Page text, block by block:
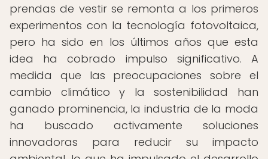
prendas de vestir se remonta a los primeros
experimentos con la tecnología fotovoltaica,
pero ha sido en los últimos años que esta
idea ha cobrado impulso significativo. A
medida que las preocupaciones sobre el
cambio climático y la sostenibilidad han
ganado prominencia, la industria de la moda
ha buscado activamente soluciones
innovadoras para reducir su impacto